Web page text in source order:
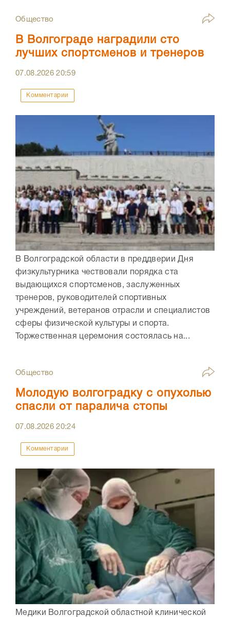
Общество
В Волгограде наградили сто
лучших спортсменов и тренеров
07.08.202620:59
Комментарии
В Волгоградской области в преддверии Дня
физкультурника чествовали порядка ста
выдающихся спортсменов, заслуженных
тренеров, руководителей спортивных
учреждений, ветеранов отрасли и специалистов
сферы физической культуры и спорта.
Торжественная церемония состоялась на...
Общество
Молодую волгоградку с опухолью
спасли от паралича стопы
07.08.202620:24
Комментарии
Медики Волгоградской областной клинической